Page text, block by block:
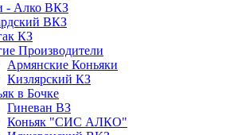
- Алко ВКЗ
ВКЗ
КЗ
Производители
Армянские Коньяки
Кизлярский КЗ
в Бочке
Гиневан ВЗ
Коньяк "СИС АЛКО"